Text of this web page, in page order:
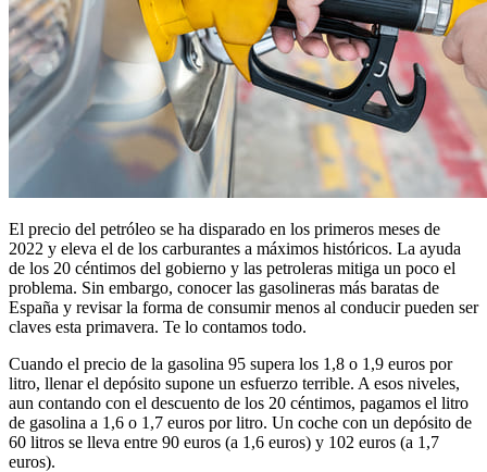
El precio del petróleo se ha disparado en los primeros meses de
2022 y eleva el de los carburantes a máximos históricos. La ayuda
de los 20 céntimos del gobierno y las petroleras mitiga un poco el
problema. Sin embargo, conocer las gasolineras más baratas de
España y revisar la forma de consumir menos al conducir pueden ser
claves esta primavera. Te lo contamos todo.
Cuando el precio de la gasolina 95 supera los 1,8 o 1,9 euros por
litro, llenar el depósito supone un esfuerzo terrible. A esos niveles,
aun contando con el descuento de los 20 céntimos, pagamos el litro
de gasolina a 1,6 o 1,7 euros por litro. Un coche con un depósito de
60 litros se lleva entre 90 euros (a 1,6 euros) y 102 euros (a 1,7
euros).